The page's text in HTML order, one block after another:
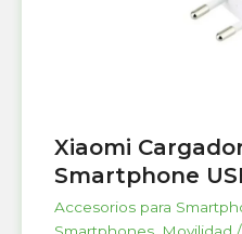
Xiaomi
Smartphone
Accesorios para